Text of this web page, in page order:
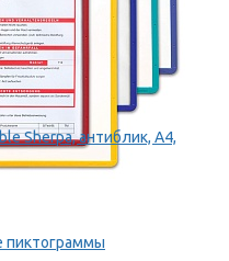
Sherpa, антиблик, А4,
пиктограммы